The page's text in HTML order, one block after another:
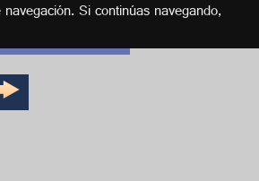
Si continúas navegando,